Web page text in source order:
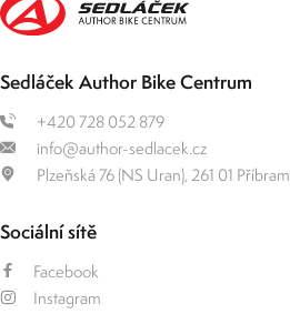
Sedláček Author Bike Centrum
+420 728 052 879
info@author-sedlacek.cz
Plzeňská 76 (NS Uran), 261 01 Příbram
Sociální sítě
Facebook
Instagram